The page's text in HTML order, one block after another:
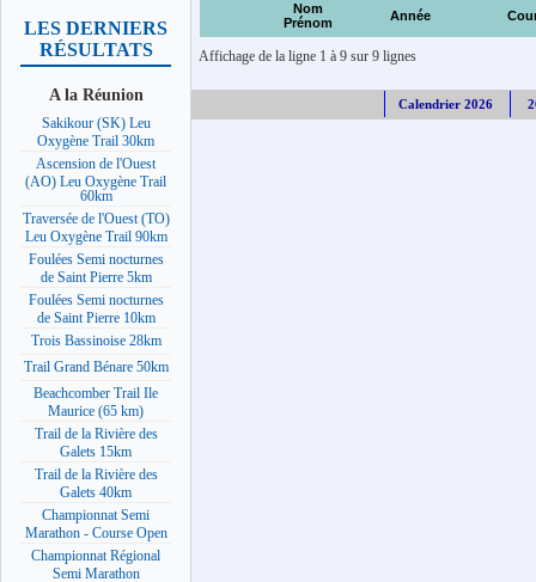
LES DERNIERS
RÉSULTATS
A la Réunion
Sakikour (SK) Leu
Oxygène Trail 30km
Ascension de l'Ouest
(AO) Leu Oxygène Trail
60km
Traversée de l'Ouest (TO)
Leu Oxygène Trail 90km
Foulées Semi nocturnes
de Saint Pierre 5km
Foulées Semi nocturnes
de Saint Pierre 10km
Trois Bassinoise 28km
Trail Grand Bénare 50km
Beachcomber Trail Ile
Maurice (65 km)
Trail de la Rivière des
Galets 15km
Trail de la Rivière des
Galets 40km
Championnat Semi
Marathon - Course Open
Championnat Régional
Semi Marathon
Nom
Prénom
Année
Affichage de la ligne 1 à 9 sur 9 lignes
Calendrier 2026